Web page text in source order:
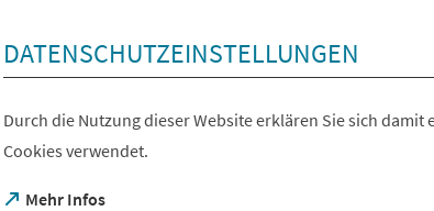
DATENSCHUTZEINSTELLUNGEN
Durch die Nutzung dieser Website erklären Sie sich damit
Cookies verwendet.
Mehr Infos
(Öffnet